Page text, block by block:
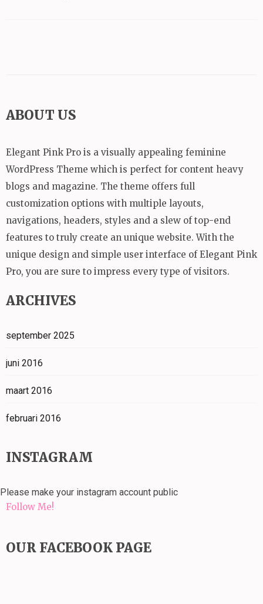
ABOUT US
Elegant Pink Pro is a visually appealing feminine
WordPress Theme which is perfect for content heavy
blogs and magazine. The theme offers full
customization options with multiple layouts,
navigations, headers, styles and a slew of top-end
features to truly create an unique website. With the
unique design and simple user interface of Elegant Pink
Pro, you are sure to impress every type of visitors.
ARCHIVES
september 2025
juni 2016
maart 2016
februari 2016
INSTAGRAM
Please make your instagram account public
Follow Me!
OUR FACEBOOK PAGE